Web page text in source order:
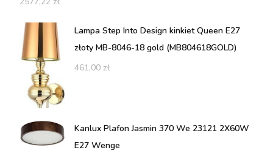
Lampa Step Into Design kinkiet Queen E27
złoty MB-8046-18 gold (MB804618GOLD)
461,00 zł
Kanlux Plafon Jasmin 370 We 23121 2X60W
E27 Wenge